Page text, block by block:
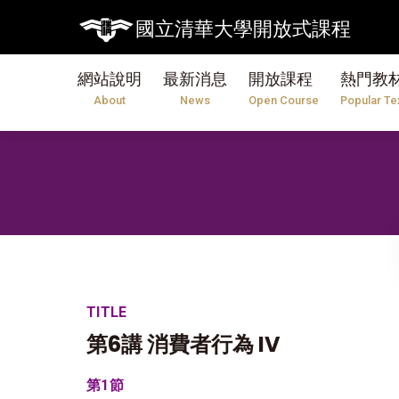
國立清華大學開放式課程
網站說明
About
最新消息
News
開放課程
Open Course
熱門教
Popular
TITLE
第6講 消費者行為 IV
第1節